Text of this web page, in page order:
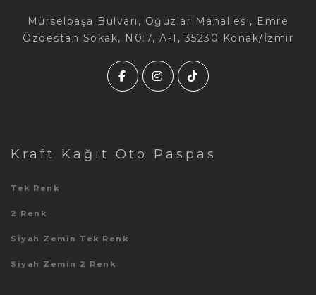
Mürselpaşa Bulvarı, Oğuzlar Mahallesi, Emre
Özdestan Sokak, N0:7, A-1, 35230 Konak/İzmir
Kraft Kağıt Oto Paspas
Tek Renk
2 Renk
Siyah Zemin Tek Renk
Siyah Zemin 2 Renk